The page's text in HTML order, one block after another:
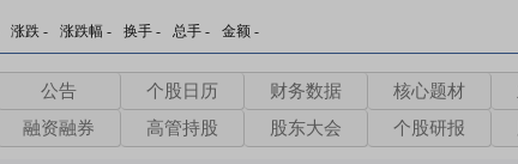
涨跌 - 涨跌幅 - 换手 - 总手 - 金额 -
公告 个股日历 财务数据 核心题材
融资融券 高管持股 股东大会 个股研报